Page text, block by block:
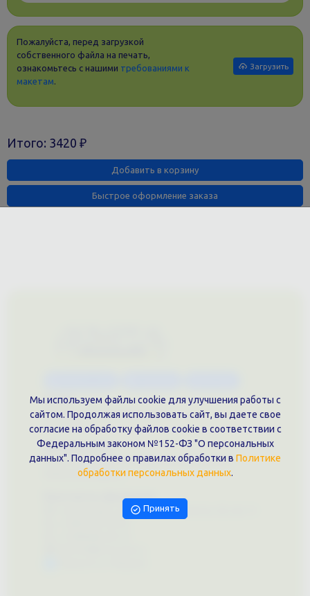
Пожалуйста, перед загрузкой
собственного файла на печать,
ознакомьтесь с нашими требованиями к
макетам
Загрузить
Итого: 3420 ₽
Добавить в корзину
Быстрое оформление заказа
О нас
Примеры выполненных работ
Вконтакте
Документы
Политика обработки персональных данных
Публичная оферта
Контакты филиала
г. Краснодар, ул. Шоссе Нефтяников, 28, оф. 51
Мы используем файлы cookie для улучшения работы с
сайтом. Продолжая использовать сайт, вы даете свое
согласие на обработку файлов cookie в соответствии с
Федеральным законом №152-ФЗ "О персональных
данных". Подробнее о правилах обработки в Политике
обработки персональных данных.
Принять